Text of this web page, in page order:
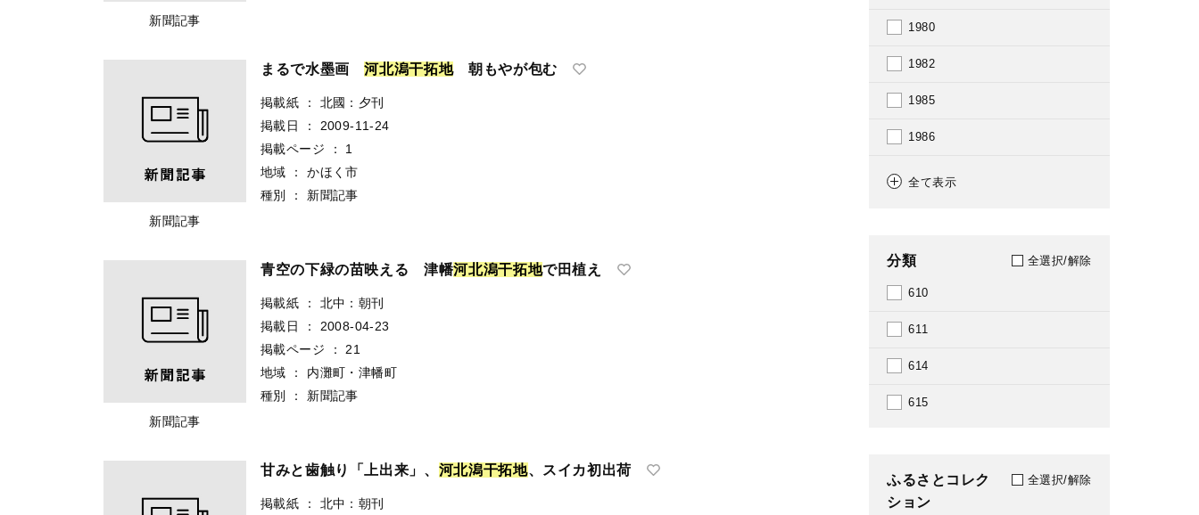
新聞記事
新聞記事
まるで水墨画河北潟干拓地朝もやが包む
掲載紙 ：
北國：夕刊
掲載日
：
2009-11-24
掲載ページ
：
1
地域
：
かほく市
種別
： 新聞記事
新聞記事
青空の下緑の苗映える 津幡河北潟干拓地で田植え
掲載紙 ：
北中：朝刊
掲載日
：
2008-04-23
掲載ページ
：
21
地域
：
内灘町・津幡町
種別
： 新聞記事
甘みと歯触り「上出来」、 河北潟干拓地、スイカ初出荷
掲載紙 ：
北中：朝刊
1980
1982
1985
1986
1987
1996
全て表示
分類 全選択/解除
610
611
614
615
ふるさとコレク
ション
全選択/解除